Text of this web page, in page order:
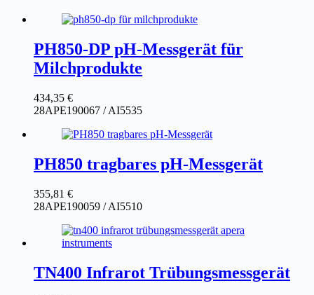
PH850-DP pH-Messgerät für
Milchprodukte
434,35 €
28APE190067 / AI5535
PH850 tragbares pH-Messgerät
355,81 €
28APE190059 / AI5510
TN400 Infrarot Trübungsmessgerät